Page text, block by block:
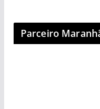
Parceiro